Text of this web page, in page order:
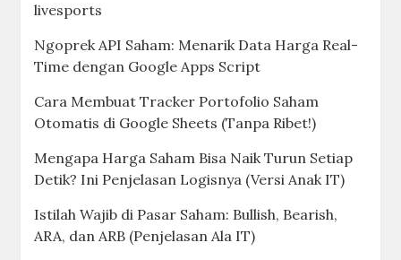
livesports
Ngoprek API Saham: Menarik Data Harga Real-
Time dengan Google Apps Script
Cara Membuat Tracker Portofolio Saham
Otomatis di Google Sheets (Tanpa Ribet!)
Mengapa Harga Saham Bisa Naik Turun Setiap
Detik? Ini Penjelasan Logisnya (Versi Anak IT)
Istilah Wajib di Pasar Saham: Bullish, Bearish,
ARA, dan ARB (Penjelasan Ala IT)